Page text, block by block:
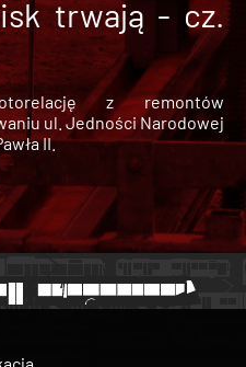
trwają - cz.
z remontów
ul. Jedności Narodowej
II.